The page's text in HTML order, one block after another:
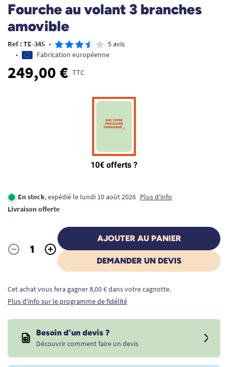
Fourche au volant 3 branches
amovible
Ref : TE-345 •
5 avis
•
Fabrication européenne
249,00 € TTC
En stock, expédié le lundi 10 août 2026 Plus d'info
Livraison offerte
Quantité
- +
AJOUTER AU PANIER
DEMANDER UN DEVIS
Cet achat vous fera gagner 8,00 € dans votre cagnotte.
Plus d'info sur le programme de fidélité
Besoin d'un devis ?
Découvrir comment faire un devis